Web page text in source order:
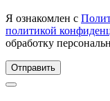
Я ознакомлен с
политикой
обработку
Отправить